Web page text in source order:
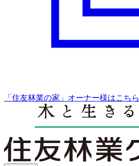
「住友林業の家」オーナー様はこちら